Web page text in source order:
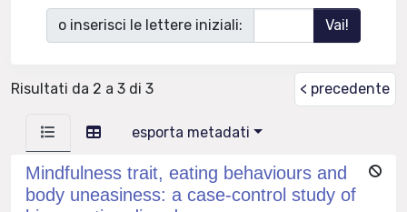
o inserisci le lettere iniziali:
Risultati da 2 a 3 di 3 < precedente
esporta metadati
Mindfulness trait, eating behaviours and
body uneasiness: a case-control study of